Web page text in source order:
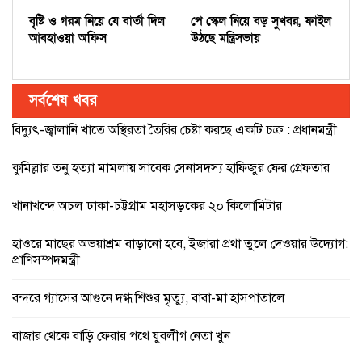
বৃষ্টি ও গরম নিয়ে যে বার্তা দিল
আবহাওয়া অফিস
পে স্কেল নিয়ে বড় সুখবর, ফাইল
উঠছে মন্ত্রিসভায়
সর্বশেষ খবর
বিদ্যুৎ-জ্বালানি খাতে অস্থিরতা তৈরির চেষ্টা করছে একটি চক্র : প্রধানমন্ত্রী
কুমিল্লার তনু হত্যা মামলায় সাবেক সেনাসদস্য হাফিজুর ফের গ্রেফতার
খানাখন্দে অচল ঢাকা-চট্টগ্রাম মহাসড়কের ২০ কিলোমিটার
হাওরে মাছের অভয়াশ্রম বাড়ানো হবে, ইজারা প্রথা তুলে দেওয়ার উদ্যোগ:
প্রাণিসম্পদমন্ত্রী
বন্দরে গ্যাসের আগুনে দগ্ধ শিশুর মৃত্যু, বাবা-মা হাসপাতালে
বাজার থেকে বাড়ি ফেরার পথে যুবলীগ নেতা খুন